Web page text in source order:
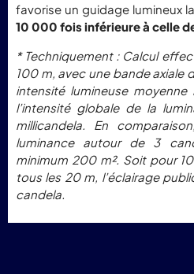
favorise un guidage lumineux
10 000 fois inférieure à celle
* Techniquement : Calcul
100 m, avec une bande axiale
intensité lumineuse moyenne
l’intensité globale de la
millicandela. En
luminance autour de 3
minimum 200 m². Soit pour
tous les 20 m, l’éclairage
candela.